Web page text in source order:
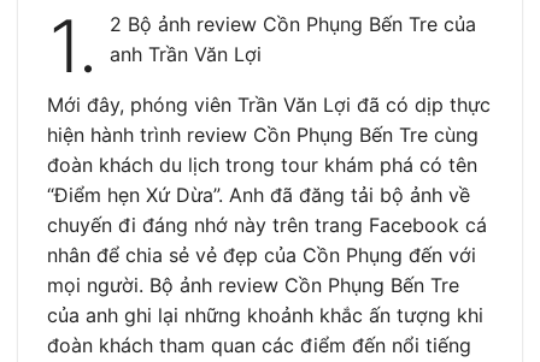
1.
2 Bộ ảnh review Cồn Phụng Bến Tre của
anh Trần Văn Lợi
Mới đây, phóng viên Trần Văn Lợi đã có dịp thực
hiện hành trình review Cồn Phụng Bến Tre cùng
đoàn khách du lịch trong tour khám phá có tên
“Điểm hẹn Xứ Dừa”. Anh đã đăng tải bộ ảnh về
chuyến đi đáng nhớ này trên trang Facebook cá
nhân để chia sẻ vẻ đẹp của Cồn Phụng đến với
mọi người. Bộ ảnh review Cồn Phụng Bến Tre
của anh ghi lại những khoảnh khắc ấn tượng khi
đoàn khách tham quan các điểm đến nổi tiếng